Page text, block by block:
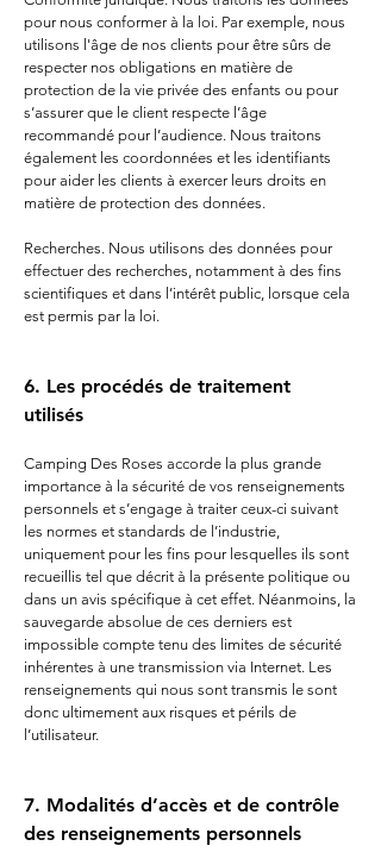
pour nous conformer à la loi. Par exemple, nous
utilisons l'âge de nos clients pour être sûrs de
respecter nos obligations en matière de
protection de la vie privée des enfants ou pour
s’assurer que le client respecte l’âge
recommandé pour l’audience. Nous traitons
également les coordonnées et les identifiants
pour aider les clients à exercer leurs droits en
matière de protection des données.
Recherches. Nous utilisons des données pour
effectuer des recherches, notamment à des fins
scientifiques et dans l’intérêt public, lorsque cela
est permis par la loi.
​​6. Les procédés de traitement
utilisés
Camping Des Roses accorde la plus grande
importance à la sécurité de vos renseignements
personnels et s’engage à traiter ceux-ci suivant
les normes et standards de l’industrie,
uniquement pour les fins pour lesquelles ils sont
recueillis tel que décrit à la présente politique ou
dans un avis spécifique à cet effet. Néanmoins, la
sauvegarde absolue de ces derniers est
impossible compte tenu des limites de sécurité
inhérentes à une transmission via Internet. Les
renseignements qui nous sont transmis le sont
donc ultimement aux risques et périls de
l’utilisateur.
​7. Modalités d’accès et de contrôle
des renseignements personnels